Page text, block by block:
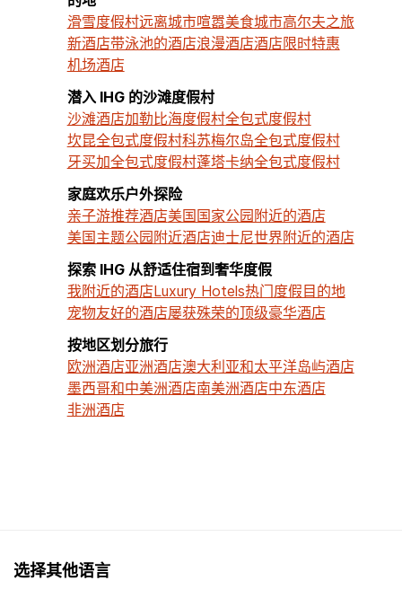
滑雪度假村远离城市喧嚣美食城市高尔夫之旅
新酒店带泳池的酒店浪漫酒店酒店限时特惠
机场酒店
潜入 IHG 的沙滩度假村
沙滩酒店加勒比海度假村全包式度假村
坎昆全包式度假村科苏梅尔岛全包式度假村
牙买加全包式度假村蓬塔卡纳全包式度假村
家庭欢乐户外探险
亲子游推荐酒店美国国家公园附近的酒店
美国主题公园附近酒店迪士尼世界附近的酒店
探索 IHG 从舒适住宿到奢华度假
我附近的酒店Luxury Hotels热门度假目的地
宠物友好的酒店屡获殊荣的顶级豪华酒店
按地区划分旅行
欧洲酒店亚洲酒店澳大利亚和太平洋岛屿酒店
墨西哥和中美洲酒店南美洲酒店中东酒店
非洲酒店
选择其他语言